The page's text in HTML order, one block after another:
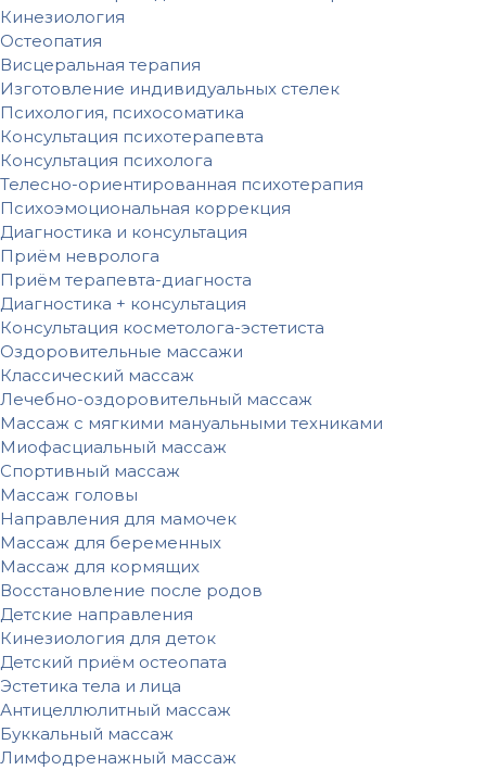
Кинезиология
Остеопатия
Висцеральная терапия
Изготовление индивидуальных стелек
Психология, психосоматика
Консультация психотерапевта
Консультация психолога
Телесно-ориентированная психотерапия
Психоэмоциональная коррекция
Диагностика и консультация
Приём невролога
Приём терапевта-диагноста
Диагностика + консультация
Консультация косметолога-эстетиста
Оздоровительные массажи
Классический массаж
Лечебно-оздоровительный массаж
Массаж с мягкими мануальными техниками
Миофасциальный массаж
Спортивный массаж
Массаж головы
Направления для мамочек
Массаж для беременных
Массаж для кормящих
Восстановление после родов
Детские направления
Кинезиология для деток
Детский приём остеопата
Эстетика тела и лица
Антицеллюлитный массаж
Буккальный массаж
Лимфодренажный массаж